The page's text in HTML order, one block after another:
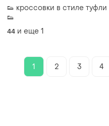
👟 кроссовки в стиле туфли
👟
44 и еще 1
1 2 3 4